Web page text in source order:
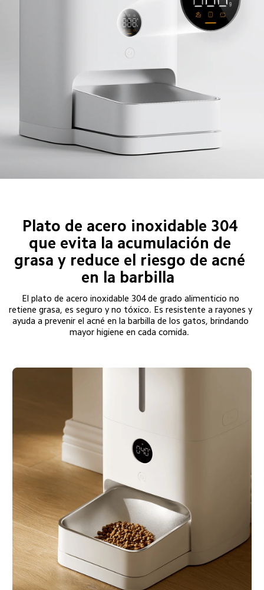
Plato de acero inoxidable 304
que evita la acumulación de
grasa y reduce el riesgo de acné
en la barbilla
El plato de acero inoxidable 304 de grado alimenticio no
retiene grasa, es seguro y no tóxico. Es resistente a rayones y
ayuda a prevenir el acné en la barbilla de los gatos, brindando
mayor higiene en cada comida.